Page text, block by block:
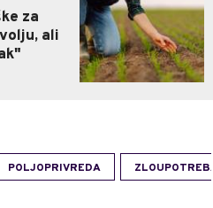
za
ali
POLJOPRIVREDA